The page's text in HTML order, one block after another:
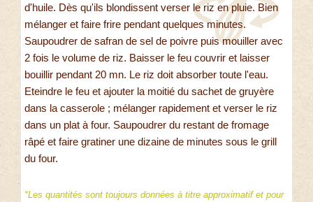
d'huile. Dès qu'ils blondissent verser le riz en pluie. Bien
mélanger et faire frire pendant quelques minutes.
Saupoudrer de safran de sel de poivre puis mouiller avec
2 fois le volume de riz. Baisser le feu couvrir et laisser
bouillir pendant 20 mn. Le riz doit absorber toute l'eau.
Eteindre le feu et ajouter la moitié du sachet de gruyère
dans la casserole ; mélanger rapidement et verser le riz
dans un plat à four. Saupoudrer du restant de fromage
râpé et faire gratiner une dizaine de minutes sous le grill
du four.
*Les quantités sont toujours données à titre approximatif et pour